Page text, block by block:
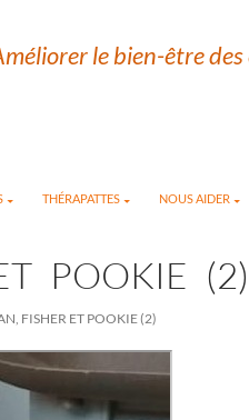
le bien-être
THÉRAPATTES NOUS AIDER
POOKIE (2)
FISHER ET POOKIE (2)